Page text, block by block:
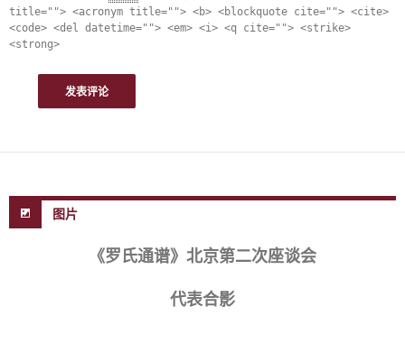
title=""> <acronym title=""> <b> <blockquote cite=""> <cite>
<code> <del datetime=""> <em> <i> <q cite=""> <strike>
<strong>
图片
《罗氏通谱》北京第二次座谈会
代表合影